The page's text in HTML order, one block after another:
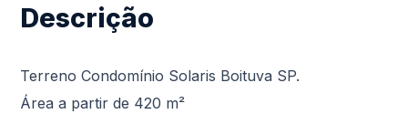
Descrição
Terreno Condomínio Solaris Boituva SP.
Área a partir de 420 m²